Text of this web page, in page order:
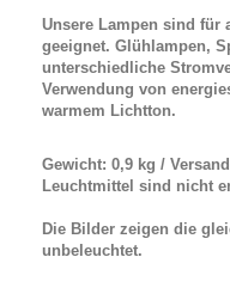
Unsere Lampen sind für
geeignet. Glühlampen,
unterschiedliche
Verwendung von
warmem Lichtton.
Gewicht: 0,9 kg /
Leuchtmittel sind nicht
Die Bilder zeigen die
unbeleuchtet.